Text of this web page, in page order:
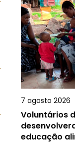
7 agosto 2026
Voluntários
educação